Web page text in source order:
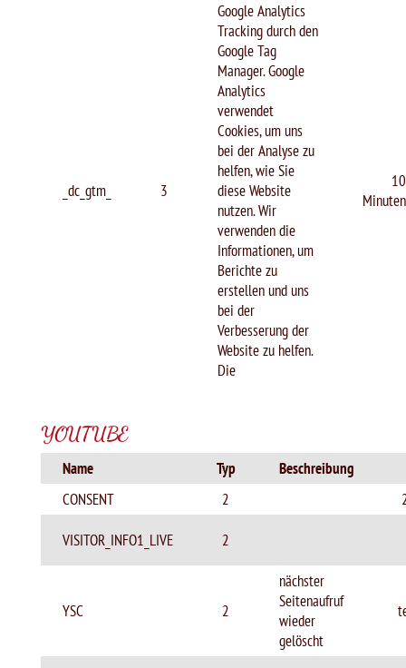
_dc_gtm_ 3
Google Analytics
Tracking durch den
Google Tag
Manager. Google
Analytics
verwendet
Cookies, um uns
bei der Analyse zu
helfen, wie Sie
diese Website
nutzen. Wir
verwenden die
Informationen, um
Berichte zu
erstellen und uns
bei der
Verbesserung der
Website zu helfen.
Die
10
Minuten
YOUTUBE
Name Typ
Beschreibung
CONSENT
2
VISITOR_INFO1_LIVE 2
YSC 2
nächster
Seitenaufruf
wieder
gelöscht